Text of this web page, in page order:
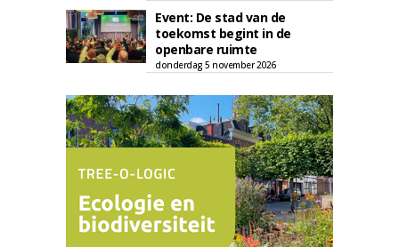
Event: De stad van de
toekomst begint in de
openbare ruimte
donderdag 5 november 2026